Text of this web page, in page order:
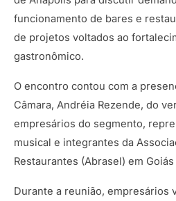
funcionamento de bares e
de projetos voltados ao
gastronômico.
O encontro contou com a
Câmara, Andréia Rezende, do
empresários do segmento,
musical e integrantes da
Restaurantes (Abrasel) em
Durante a reunião, empresários